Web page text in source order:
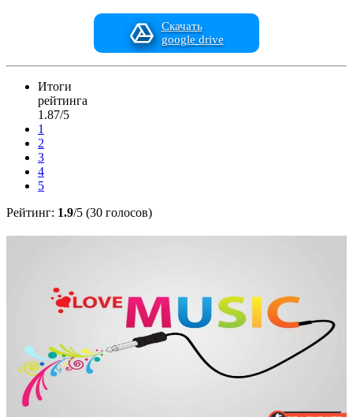
Скачать
google drive
Итоги
рейтинга
1.87/5
1
2
3
4
5
Рейтинг: 1.9/5 (30 голосов)